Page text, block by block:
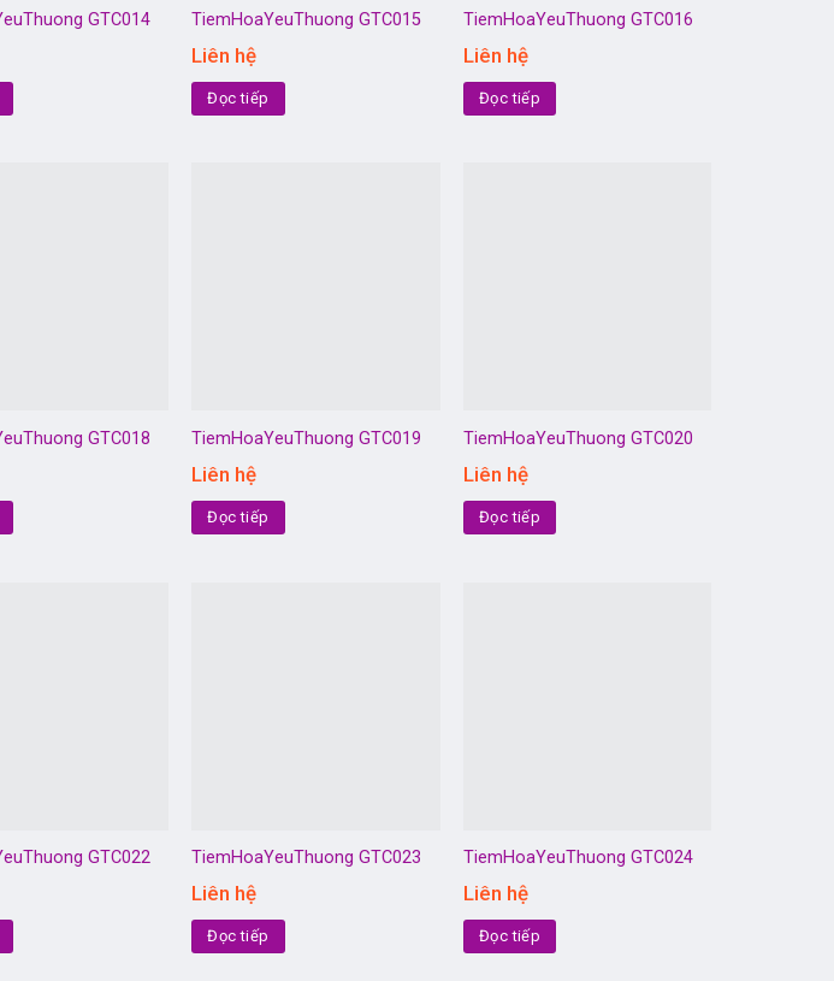
GTC014 TiemHoaYeuThuong GTC015
Liên hệ
Đọc tiếp
TiemHoaYeuThuong GTC016
Liên hệ
Đọc tiếp
GTC018 TiemHoaYeuThuong GTC019
Liên hệ
Đọc tiếp
TiemHoaYeuThuong GTC020
Liên hệ
Đọc tiếp
GTC022 TiemHoaYeuThuong GTC023
Liên hệ
Đọc tiếp
TiemHoaYeuThuong GTC024
Liên hệ
Đọc tiếp